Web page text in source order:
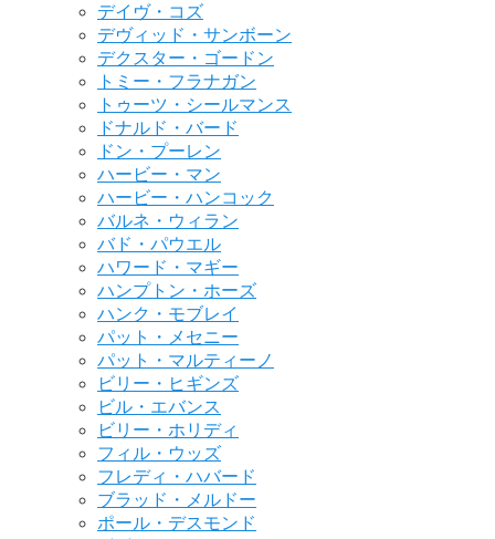
デイヴ・コズ
デヴィッド・サンボーン
デクスター・ゴードン
トミー・フラナガン
トゥーツ・シールマンス
ドナルド・バード
ドン・プーレン
ハービー・マン
ハービー・ハンコック
バルネ・ウィラン
バド・パウエル
ハワード・マギー
ハンプトン・ホーズ
ハンク・モブレイ
パット・メセニー
パット・マルティーノ
ビリー・ヒギンズ
ビル・エバンス
ビリー・ホリディ
フィル・ウッズ
フレディ・ハバード
ブラッド・メルドー
ポール・デスモンド